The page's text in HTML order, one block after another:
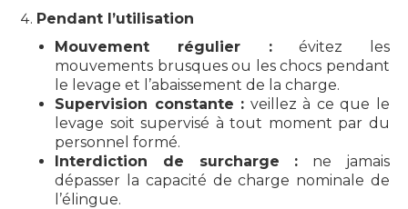
Pendant l’utilisation
Mouvement régulier :évitez les
mouvements brusques ou les chocs pendant
le levage et l’abaissement de la charge.
Supervision constante : veillez à ce que le
levage soit supervisé à tout moment par du
personnel formé.
Interdiction de surcharge : ne jamais
dépasser la capacité de charge nominale de
l’élingue.